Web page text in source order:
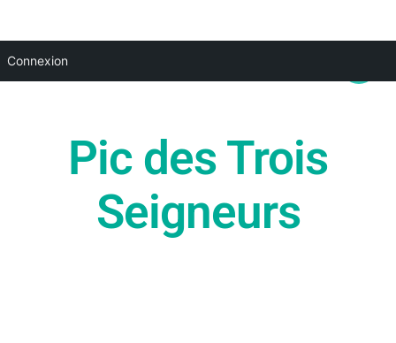
Connexion
Pic des Trois
Seigneurs